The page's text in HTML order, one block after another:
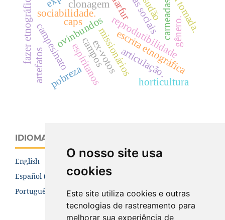
O nosso site usa
cookies
Este site utiliza cookies e outras
tecnologias de rastreamento para
melhorar sua experiência de
reprodutibilidade
ovinbundosmissionários
sociabilidade.
campesinato
carneadas
escrita etnográfica
fazer etnográfico ex-votos
sudão
articulação.
campos
espiritanos
darfur
pobreza
gênero.
clonagem
horticultura
artefatos
caps
IDIOMA
English
Español (España)
Português (Brasil)